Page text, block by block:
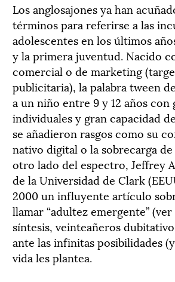
Los anglosajones ya han
términos para referirse a las
adolescentes en los últimos
y la primera juventud. Nacido
comercial o de marketing
publicitaria), la palabra tween
a un niño entre 9 y 12 años con
individuales y gran capacidad
se añadieron rasgos como su
nativo digital o la sobrecarga
otro lado del espectro, Jeffrey
de la Universidad de Clark
2000 un influyente artículo
llamar “adultez emergente” (ver
síntesis, veinteañeros
ante las infinitas posibilidades
vida les plantea.